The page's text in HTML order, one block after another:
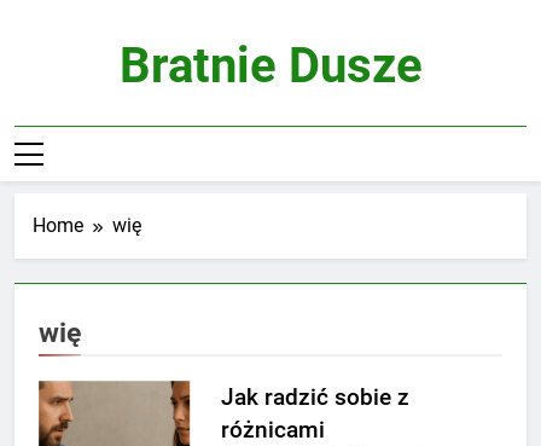
Bratnie Dusze
Home wię
wię
Jak radzić sobie z
różnicami